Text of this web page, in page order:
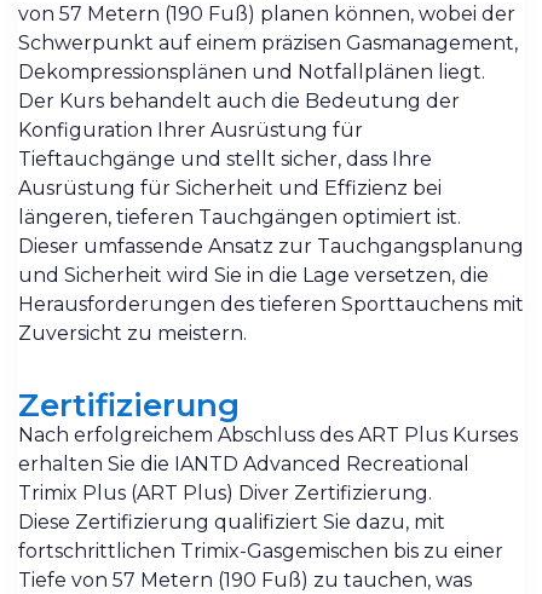
von 57 Metern (190 Fuß) planen können, wobei der
Schwerpunkt auf einem präzisen Gasmanagement,
Dekompressionsplänen und Notfallplänen liegt.
Der Kurs behandelt auch die Bedeutung der
Konfiguration Ihrer Ausrüstung für
Tieftauchgänge und stellt sicher, dass Ihre
Ausrüstung für Sicherheit und Effizienz bei
längeren, tieferen Tauchgängen optimiert ist.
Dieser umfassende Ansatz zur Tauchgangsplanung
und Sicherheit wird Sie in die Lage versetzen, die
Herausforderungen des tieferen Sporttauchens mit
Zuversicht zu meistern.
Zertifizierung
Nach erfolgreichem Abschluss des ART Plus Kurses
erhalten Sie die IANTD Advanced Recreational
Trimix Plus (ART Plus) Diver Zertifizierung.
Diese Zertifizierung qualifiziert Sie dazu, mit
fortschrittlichen Trimix-Gasgemischen bis zu einer
Tiefe von 57 Metern (190 Fuß) zu tauchen, was